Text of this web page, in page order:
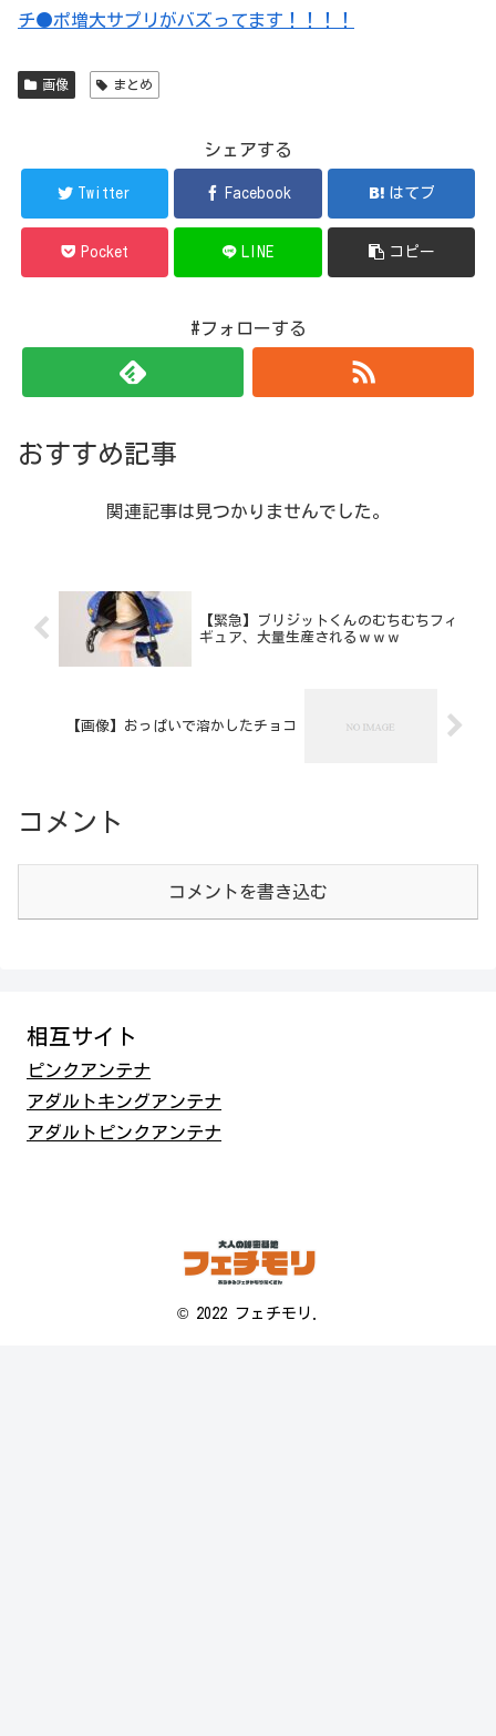
チ●ポ増大サプリがバズってます！！！！
画像 まとめ
シェアする
Twitter Facebook はてブ
Pocket LINE コピー
#フォローする
おすすめ記事
関連記事は見つかりませんでした。
【緊急】ブリジットくんのむちむちフィ
ギュア、大量生産されるｗｗｗ
【画像】おっぱいで溶かしたチョコ
コメント
コメントを書き込む
相互サイト
ピンクアンテナ
アダルトキングアンテナ
アダルトピンクアンテナ
© 2022 フェチモリ.